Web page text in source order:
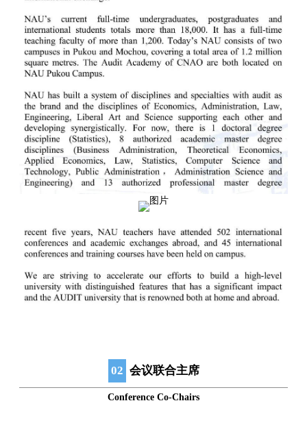
02 会议联合主席
Conference Co-Chairs